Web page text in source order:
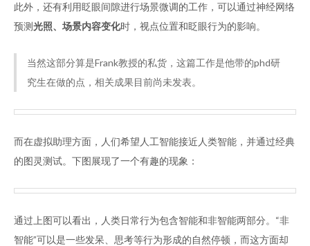
此外，还有利用眨眼间隙进行场景微调的工作，可以通过神经网络
预测光照、场景内容变化时，视点位置和眨眼行为的影响。
当然这部分算是Frank教授的私货，这篇工作是他带的phd研
究生在做的点，相关成果目前尚未发表。
而在虚拟助理方面，人们希望人工智能接近人类智能，并通过经典
的图灵测试。下图展现了一个有趣的现象：
通过上图可以看出，人类日常行为包含智能和非智能两部分。“非
智能”可以是一些发呆、思考等行为形成的自然停顿，而这方面却